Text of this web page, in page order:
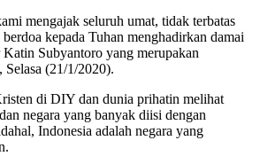
mengajak seluruh umat, tidak terbatas
kepada Tuhan menghadirkan damai
Subyantoro yang merupakan
Selasa (21/1/2020).
di DIY dan dunia prihatin melihat
negara yang banyak diisi dengan
Indonesia adalah negara yang